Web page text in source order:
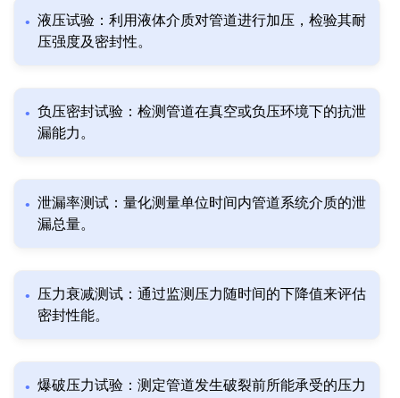
液压试验：利用液体介质对管道进行加压，检验其耐
压强度及密封性。
负压密封试验：检测管道在真空或负压环境下的抗泄
漏能力。
泄漏率测试：量化测量单位时间内管道系统介质的泄
漏总量。
压力衰减测试：通过监测压力随时间的下降值来评估
密封性能。
爆破压力试验：测定管道发生破裂前所能承受的压力